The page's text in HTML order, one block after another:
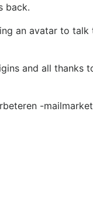
back.
an avatar to talk
and all thanks
-